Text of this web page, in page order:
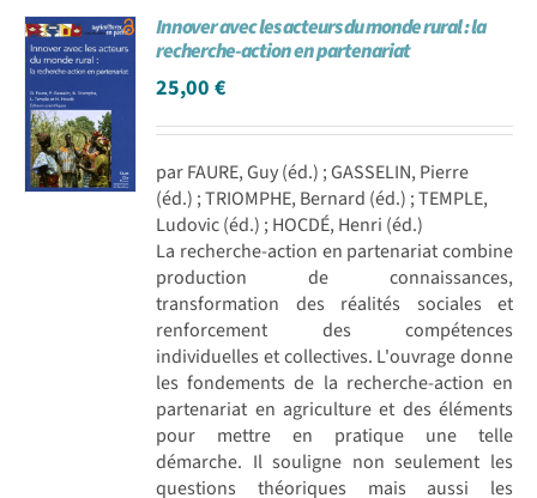
Innover avec les acteurs du monde rural : la
recherche-action en partenariat
25,00€
par FAURE, Guy (éd.) ; GASSELIN, Pierre
(éd.) ; TRIOMPHE, Bernard (éd.) ; TEMPLE,
Ludovic (éd.) ; HOCDÉ, Henri (éd.)
La recherche-action en partenariat combine
production de connaissances,
transformation des réalités sociales et
renforcement des compétences
individuelles et collectives. L'ouvrage donne
les fondements de la recherche-action en
partenariat en agriculture et des éléments
pour mettre en pratique une telle
démarche. Il souligne non seulement les
questions théoriques mais aussi les